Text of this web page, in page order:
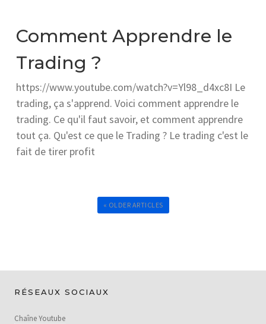
Comment Apprendre le
Trading ?
https://www.youtube.com/watch?v=Yl98_d4xc8I Le
trading, ça s'apprend. Voici comment apprendre le
trading. Ce qu'il faut savoir, et comment apprendre
tout ça. Qu'est ce que le Trading ? Le trading c'est le
fait de tirer profit
« OLDER ARTICLES
RÉSEAUX SOCIAUX
Chaîne Youtube